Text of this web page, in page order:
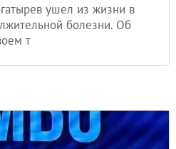
ушел из жизни в
болезни. Об
т